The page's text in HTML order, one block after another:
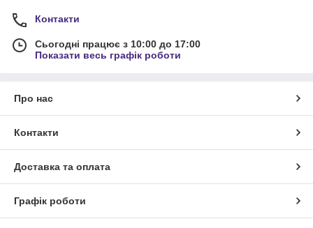
Контакти
Сьогодні працює з 10:00 до 17:00
Показати весь графік роботи
Про нас
Контакти
Доставка та оплата
Графік роботи